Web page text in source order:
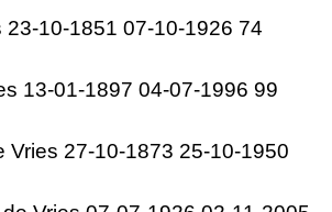
23-10-1851 07-10-1926 74
13-01-1897 04-07-1996 99
Vries 27-10-1873 25-10-1950